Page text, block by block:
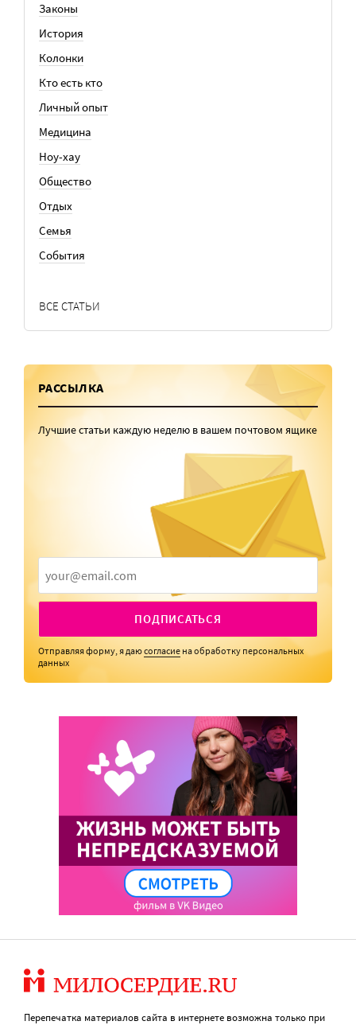
Законы
История
Колонки
Кто есть кто
Личный опыт
Медицина
Ноу-хау
Общество
Отдых
Семья
События
ВСЕ СТАТЬИ
РАССЫЛКА
Лучшие статьи каждую неделю в вашем почтовом ящике
ПОДПИСАТЬСЯ
Отправляя форму, я даюсогласие на обработку персональных
данных
Перепечатка материалов сайта в интернете возможна только при